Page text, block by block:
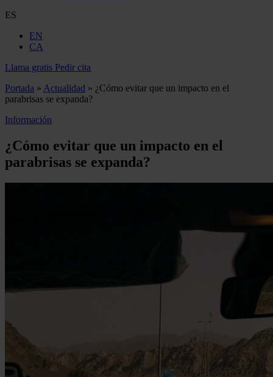
ES
EN
CA
Llama gratis Pedir cita
Portada » Actualidad » ¿Cómo evitar que un impacto en el
parabrisas se expanda?
Información
¿Cómo evitar que un impacto en el
parabrisas se expanda?